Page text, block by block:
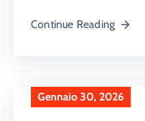
Continue Reading
Gennaio 30, 2026